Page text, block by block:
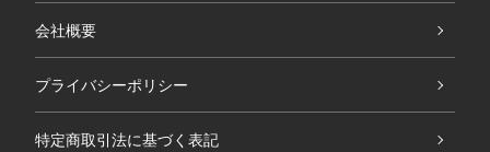
会社概要
プライバシーポリシー
特定商取引法に基づく表記